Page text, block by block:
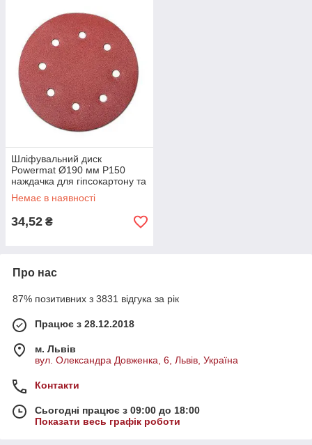
Шліфувальний диск
Powermat Ø190 мм P150
наждачка для гіпсокартону та
шпаклівки
Немає в наявності
34,52 ₴
Про нас
87% позитивних з 3831 відгука за рік
Працює з 28.12.2018
м. Львів
вул. Олександра Довженка, 6, Львів, Україна
Контакти
Сьогодні працює з 09:00 до 18:00
Показати весь графік роботи